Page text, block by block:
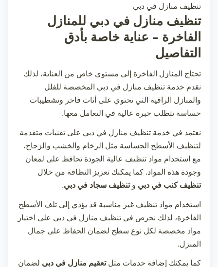
تنظيف منازل في دبي
تنظيف منازل في دبي للمنازل
الفاخرة – عناية خاصة بأدق
التفاصيل
تحتاج المنازل الفاخرة إلى مستوى خاص من العناية، لذلك
نقدم خدمة تنظيف منازل في دبي المخصصة للفلل
والمنازل الراقية التي تحتوي على أثاث فاخر وتشطيبات
حساسة تتطلب خبرة عالية في التعامل معها.
نعتمد في خدمة تنظيف منازل في دبي على تقنيات متقدمة
لتنظيف الأسطح الحساسة مثل الرخام والخشب والزجاج،
مع استخدام مواد تنظيف عالية الجودة تحافظ على لمعان
وجودة هذه المواد. كما يمكنك تعزيز النظافة من خلال
تنظيف كنب في دبي وتنظيف سجاد في دبي.
استخدام مواد تنظيف غير مناسبة قد يؤدي إلى تلف الأسطح
الفاخرة، لذلك نحرص في تنظيف منازل في دبي على اختيار
مواد مخصصة لكل نوع سطح لضمان الحفاظ على جمال
المنزل.
كما يمكنك إضافة خدمات مثلتعقيم منازل في دبي لضمان